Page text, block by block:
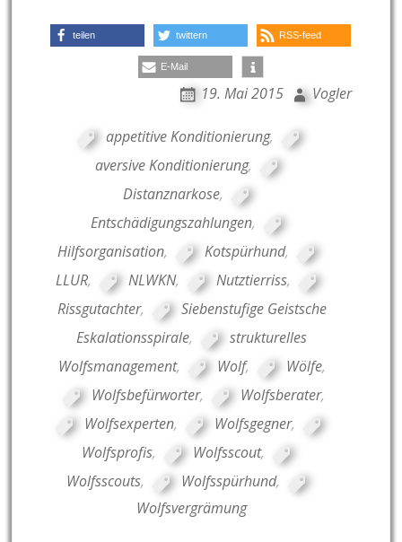
teilen twittern RSS-feed
E-Mail
19. Mai 2015 Vogler
appetitive Konditionierung,
aversive Konditionierung,
Distanznarkose,
Entschädigungszahlungen,
Hilfsorganisation, Kotspürhund,
LLUR, NLWKN, Nutztierriss,
Rissgutachter,
Siebenstufige Geistsche
Eskalationsspirale,
strukturelles
Wolfsmanagement, Wolf, Wölfe,
Wolfsbefürworter, Wolfsberater,
Wolfsexperten, Wolfsgegner,
Wolfsprofis, Wolfsscout,
Wolfsscouts, Wolfsspürhund,
Wolfsvergrämung